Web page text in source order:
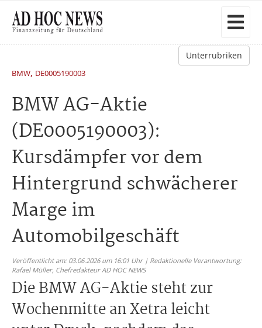
Unterrubriken
BMW, DE0005190003
BMW AG-Aktie
(DE0005190003):
Kursdämpfer vor dem
Hintergrund schwächerer
Marge im
Automobilgeschäft
Veröffentlicht am: 03.06.2026 um 16:01 Uhr | Redaktionelle Verantwortung:
Rafael Müller, Chefredakteur AD HOC NEWS
Die BMW AG-Aktie steht zur
Wochenmitte an Xetra leicht